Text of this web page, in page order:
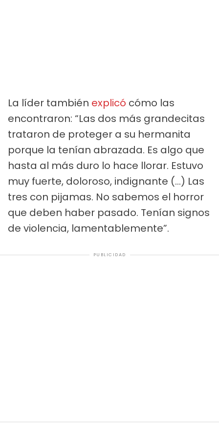
La líder también explicó cómo las
encontraron: “Las dos más grandecitas
trataron de proteger a su hermanita
porque la tenían abrazada. Es algo que
hasta al más duro lo hace llorar. Estuvo
muy fuerte, doloroso, indignante (...) Las
tres con pijamas. No sabemos el horror
que deben haber pasado. Tenían signos
de violencia, lamentablemente”.
PUBLICIDAD